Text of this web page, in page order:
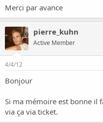
o
Merci par avance
pierre_kuhn
Active Member
4/4/12
Bonjour
Si ma mémoire est bonne il
via ça via ticket.